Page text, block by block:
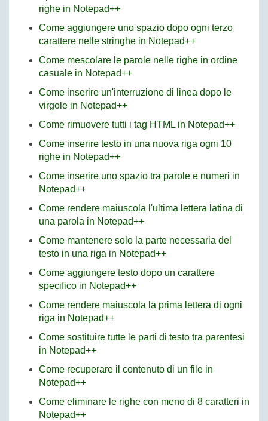
righe in Notepad++
Come aggiungere uno spazio dopo ogni terzo
carattere nelle stringhe in Notepad++
Come mescolare le parole nelle righe in ordine
casuale in Notepad++
Come inserire un'interruzione di linea dopo le
virgole in Notepad++
Come rimuovere tutti i tag HTML in Notepad++
Come inserire testo in una nuova riga ogni 10
righe in Notepad++
Come inserire uno spazio tra parole e numeri in
Notepad++
Come rendere maiuscola l'ultima lettera latina di
una parola in Notepad++
Come mantenere solo la parte necessaria del
testo in una riga in Notepad++
Come aggiungere testo dopo un carattere
specifico in Notepad++
Come rendere maiuscola la prima lettera di ogni
riga in Notepad++
Come sostituire tutte le parti di testo tra parentesi
in Notepad++
Come recuperare il contenuto di un file in
Notepad++
Come eliminare le righe con meno di 8 caratteri in
Notepad++